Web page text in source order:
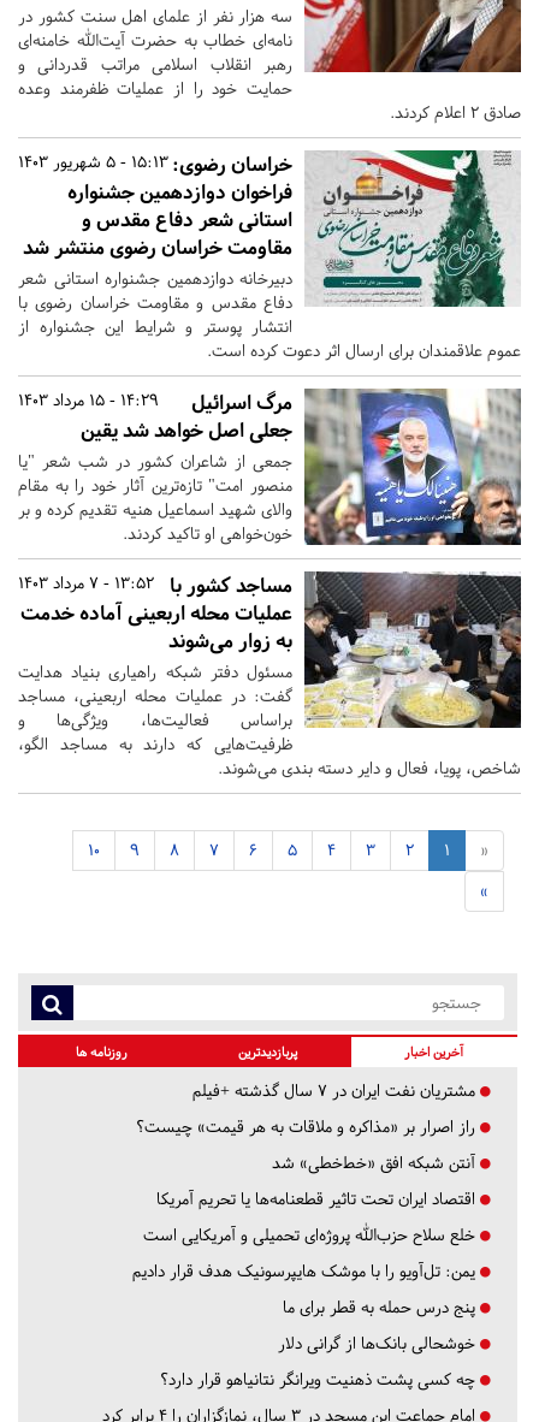
سه هزار نفر از علمای اهل سنت کشور در
نامه‌ای خطاب به حضرت آیت‌الله خامنه‌ای
رهبر انقلاب اسلامی مراتب قدردانی و
حمایت خود را از عملیات ظفرمند وعده
صادق ۲ اعلام کردند.
15:13 - 5 شهریور 1403 خراسان رضوی:
فراخوان دوازدهمین جشنواره
استانی شعر دفاع مقدس و
مقاومت خراسان رضوی منتشر شد
دبیرخانه دوازدهمین جشنواره استانی شعر
دفاع مقدس و مقاومت خراسان رضوی با
انتشار پوستر و شرایط این جشنواره از
عموم علاقمندان برای ارسال اثر دعوت کرده است.
14:29 - 15 مرداد 1403
مرگ اسرائیل
جعلی اصل خواهد شد یقین
جمعی از شاعران کشور در شب شعر "یا
منصور امت" تازه‌ترین آثار خود را به مقام
والای شهید اسماعیل هنیه تقدیم کرده و بر
خون‌خواهی او تاکید کردند.
13:52 - 7 مرداد 1403
مساجد کشور با
عملیات محله اربعینی آماده خدمت‌
به زوار می‌شوند
مسئول دفتر شبکه راهیاری بنیاد هدایت
گفت: در عملیات محله اربعینی،‌ مساجد
براساس فعالیت‌ها، ویژگی‌ها و
ظرفیت‌هایی که دارند به مساجد الگو،
شاخص، پویا، فعال و دایر دسته بندی می‌شوند.
«
1
2
3
4
5
6
7
8
9
10
»
آخرین اخبار پربازدیدترین روزنامه ها
مشتریان نفت ایران در ۷ سال گذشته +فیلم
راز اصرار بر «مذاکره و ملاقات به هر قیمت» چیست؟
آنتن شبکه افق «خط‌خطی» شد
اقتصاد ایران تحت تاثیر قطعنامه‌ها یا تحریم‌ آمریکا
خلع سلاح حزب‌الله پروژه‌ای تحمیلی و آمریکایی است
یمن: تل‌آویو را با موشک هایپرسونیک هدف قرار دادیم
پنج درس‌ حمله به قطر برای ما
خوشحالی بانک‌ها از گرانی دلار
چه کسی پشت ذهنیت ویرانگر نتانیاهو قرار دارد؟
امام جماعت این مسجد در ۳ سال، نمازگزاران را ۴ برابر کرد